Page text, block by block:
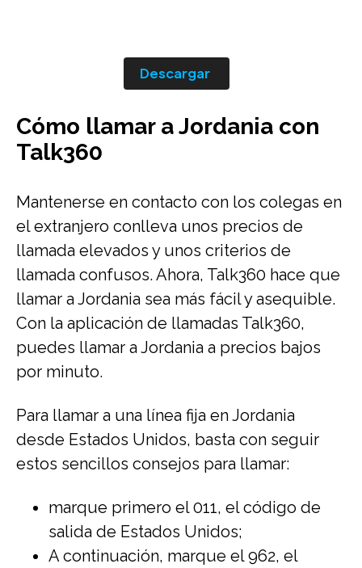
Descargar
Cómo llamar a Jordania con
Talk360
Mantenerse en contacto con los colegas en
el extranjero conlleva unos precios de
llamada elevados y unos criterios de
llamada confusos. Ahora, Talk360 hace que
llamar a Jordania sea más fácil y asequible.
Con la aplicación de llamadas Talk360,
puedes llamar a Jordania a precios bajos
por minuto.
Para llamar a una línea fija en Jordania
desde Estados Unidos, basta con seguir
estos sencillos consejos para llamar:
marque primero el 011, el código de
salida de Estados Unidos;
A continuación, marque el 962, el